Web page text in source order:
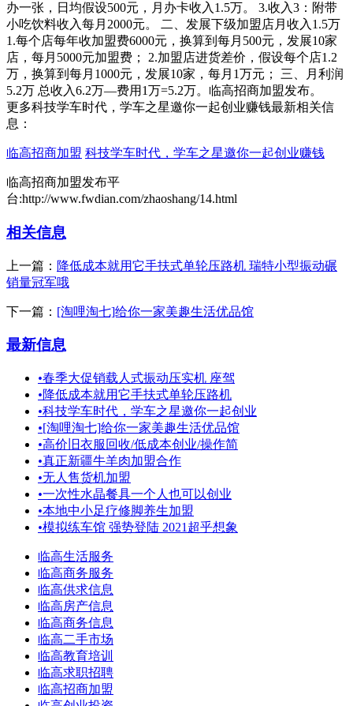
办一张，日均假设500元，月办卡收入1.5万。 3.收入3：附带
小吃饮料收入每月2000元。 二、发展下级加盟店月收入1.5万
1.每个店每年收加盟费6000元，换算到每月500元，发展10家
店，每月5000元加盟费； 2.加盟店进货差价，假设每个店1.2
万，换算到每月1000元，发展10家，每月1万元； 三、月利润
5.2万 总收入6.2万—费用1万=5.2万。临高招商加盟发布。
更多科技学车时代，学车之星邀你一起创业赚钱最新相关信
息：
临高招商加盟 科技学车时代，学车之星邀你一起创业赚钱
临高招商加盟发布平
台:http://www.fwdian.com/zhaoshang/14.html
相关信息
上一篇： 降低成本就用它手扶式单轮压路机 瑞特小型振动碾
销量冠军哦
下一篇： [淘哩淘七]给你一家美趣生活优品馆
最新信息
•春季大促销载人式振动压实机 座驾
•降低成本就用它手扶式单轮压路机
•科技学车时代，学车之星邀你一起创业
•[淘哩淘七]给你一家美趣生活优品馆
•高价旧衣服回收/低成本创业/操作简
•真正新疆牛羊肉加盟合作
•无人售货机加盟
•一次性水晶餐具一个人也可以创业
•本地中小足疗修脚养生加盟
•模拟练车馆 强势登陆 2021超乎想象
临高生活服务
临高商务服务
临高供求信息
临高房产信息
临高商务信息
临高二手市场
临高教育培训
临高求职招聘
临高招商加盟